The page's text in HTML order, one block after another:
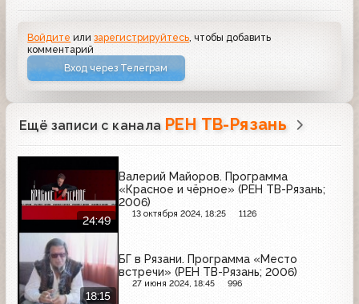
Войдите илизарегистрируйтесь , чтобы добавить
комментарий
Вход через Телеграм
Ещё записи с канала РЕН ТВ-Рязань
24:49
Валерий Майоров. Программа
«Красное и чёрное» (РЕН ТВ-Рязань;
2006)
13 октября 2024, 18:25 1126
18:15
БГ в Рязани. Программа «Место
встречи» (РЕН ТВ-Рязань; 2006)
27 июня 2024, 18:45 996